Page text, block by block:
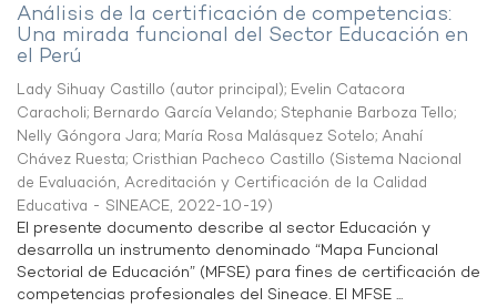
Análisis de la certificación de competencias:
Una mirada funcional del Sector Educación en
el Perú
Lady Sihuay Castillo (autor principal); Evelin Catacora
Caracholi; Bernardo García Velando; Stephanie Barboza Tello;
Nelly Góngora Jara; María Rosa Malásquez Sotelo; Anahí
Chávez Ruesta; Cristhian Pacheco Castillo (Sistema Nacional
de Evaluación, Acreditación y Certificación de la Calidad
Educativa - SINEACE, 2022-10-19)
El presente documento describe al sector Educación y
desarrolla un instrumento denominado “Mapa Funcional
Sectorial de Educación” (MFSE) para fines de certificación de
competencias profesionales del Sineace. El MFSE ...